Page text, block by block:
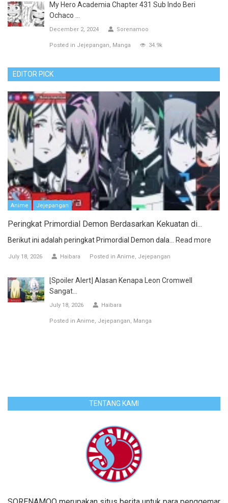
My Hero Academia Chapter 431 Sub Indo Beri
Ochaco ...
December 2, 2024 Sorenamoo
Posted in Jejepangan Manga 34.9k
EDITOR PICK
Anime Jejepangan
Peringkat Primordial Demon Berdasarkan Kekuatan di...
Berikut ini adalah peringkat Primordial Demon dala... Read more
July 18, 2026 Haibara Posted in Anime Jejepangan
[Spoiler Alert] Alasan Kenapa Leon Cromwell
Sangat...
July 18, 2026 Haibara
Posted in Anime Jejepangan Manga
TENTANG KAMI